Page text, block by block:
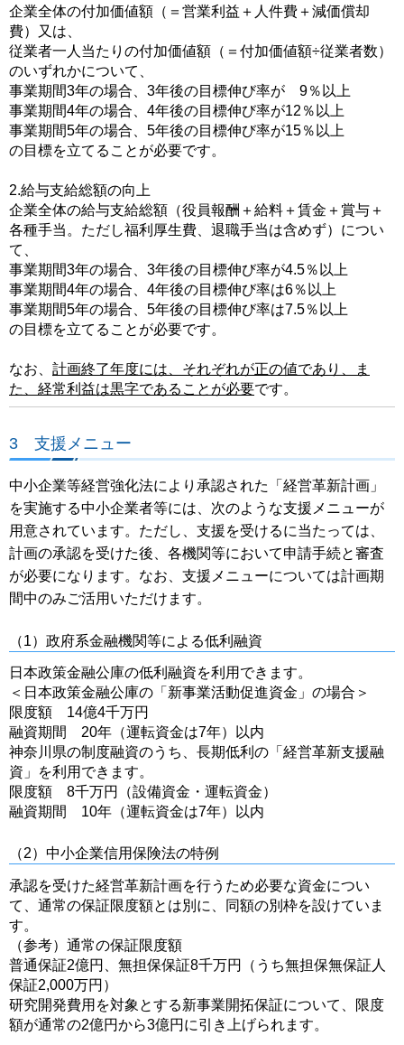
企業全体の付加価値額（＝営業利益＋人件費＋減価償却
費）又は、
従業者一人当たりの付加価値額（＝付加価値額÷従業者数）
のいずれかについて、
事業期間3年の場合、3年後の目標伸び率が 9％以上
事業期間4年の場合、4年後の目標伸び率が12％以上
事業期間5年の場合、5年後の目標伸び率が15％以上
の目標を立てることが必要です。
2.給与支給総額の向上
企業全体の給与支給総額（役員報酬＋給料＋賃金＋賞与＋
各種手当。ただし福利厚生費、退職手当は含めず）につい
て、
事業期間3年の場合、3年後の目標伸び率が4.5％以上
事業期間4年の場合、4年後の目標伸び率は6％以上
事業期間5年の場合、5年後の目標伸び率は7.5％以上
の目標を立てることが必要です。
なお、 計画終了年度には、それぞれが正の値であり、ま
た、経常利益は黒字であることが必要です。
3 支援メニュー
中小企業等経営強化法により承認された「経営革新計画」
を実施する中小企業者等には、次のような支援メニューが
用意されています。ただし、支援を受けるに当たっては、
計画の承認を受けた後、各機関等において申請手続と審査
が必要になります。なお、支援メニューについては計画期
間中のみご活用いただけます。
（1）政府系金融機関等による低利融資
日本政策金融公庫の低利融資を利用できます。
＜日本政策金融公庫の「新事業活動促進資金」の場合＞
限度額 14億4千万円
融資期間 20年（運転資金は7年）以内
神奈川県の制度融資のうち、長期低利の「経営革新支援融
資」を利用できます。
限度額 8千万円（設備資金・運転資金）
融資期間 10年（運転資金は7年）以内
（2）中小企業信用保険法の特例
承認を受けた経営革新計画を行うため必要な資金につい
て、通常の保証限度額とは別に、同額の別枠を設けていま
す。
（参考）通常の保証限度額
普通保証2億円、無担保保証8千万円（うち無担保無保証人
保証2,000万円）
研究開発費用を対象とする新事業開拓保証について、限度
額が通常の2億円から3億円に引き上げられます。